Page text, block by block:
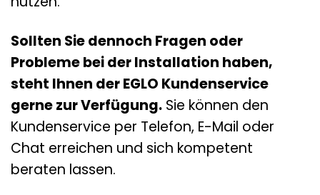
Sollten Sie dennoch Fragen oder
Probleme bei der Installation haben,
steht Ihnen der EGLO Kundenservice
gerne zur Verfügung. Sie können den
Kundenservice per Telefon, E-Mail oder
Chat erreichen und sich kompetent
beraten lassen.